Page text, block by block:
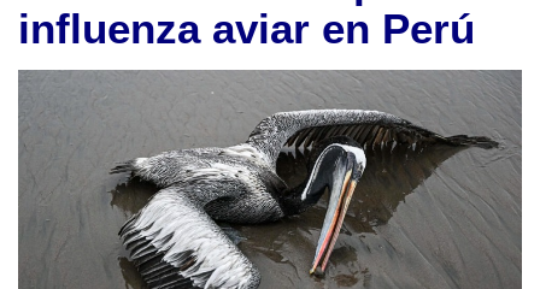
influenza aviar en Perú